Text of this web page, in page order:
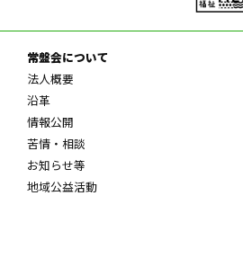
常盤会について
法人概要
沿革
情報公開
苦情・相談
お知らせ等
地域公益活動